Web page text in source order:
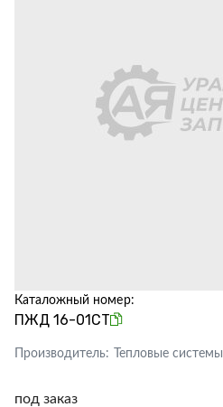
Каталожный номер:
ПЖД 16-01СТ
Производитель: Тепловые системы
под заказ